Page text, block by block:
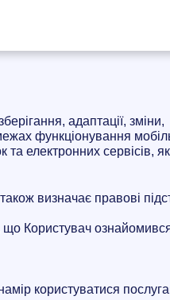
адаптації, зміни,
функціонування
електронних сервісів,
визначає правові
що Користувач
користуватися